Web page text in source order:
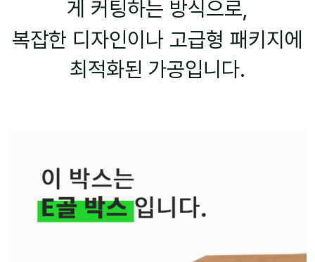
게 커팅하는 방식으로,
복잡한 디자인이나 고급형 패키지에
최적화된 가공입니다.